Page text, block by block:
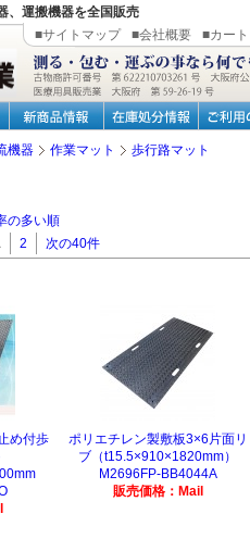
、運搬機器を全国販売
■サイトマップ
■会社概要 ■カート
機器 作業マット 歩行路マット
の多い順
2 次の40件
め付歩
ポリエチレン製敷板3×6片面リ
ブ（t15.5×910×1820mm）
M2696FP-BB4044A
販売価格：Mail